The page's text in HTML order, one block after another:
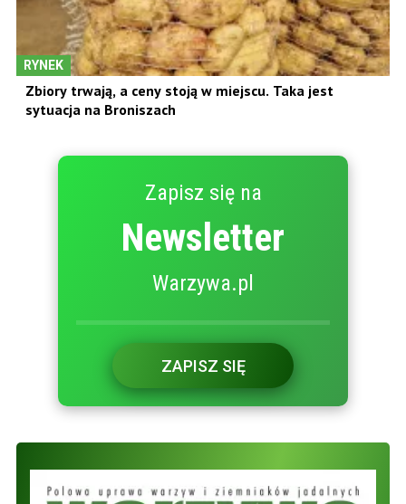
RYNEK
Zbiory trwają, a ceny stoją w miejscu. Taka jest
sytuacja na Broniszach
Zapisz się na
Newsletter
Warzywa.pl
ZAPISZ SIĘ